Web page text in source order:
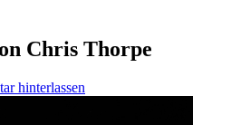
Chris Thorpe
hinterlassen